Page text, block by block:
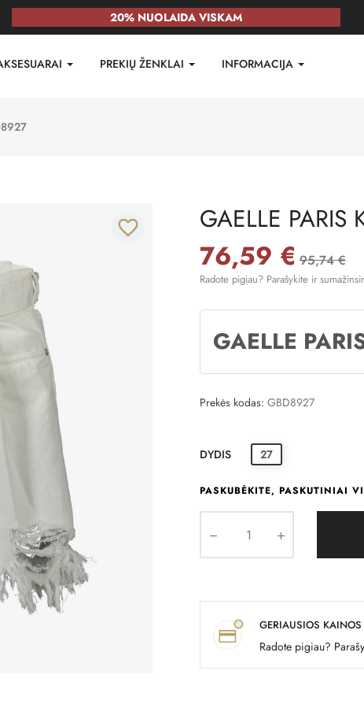
20% NUOLAIDA VISKAM
PREKIŲ ŽENKLAI INFORMACIJA
favorite_border GAELLE PARIS
76,59 € 95,74 €
Radote pigiau? Parašykite ir
GAELLE
Prekės kodas: GBD8927
DYDIS 27
PASKUBĖKITE, PASKUTINIAI
GERIAUSIOS
Radote pigiau?